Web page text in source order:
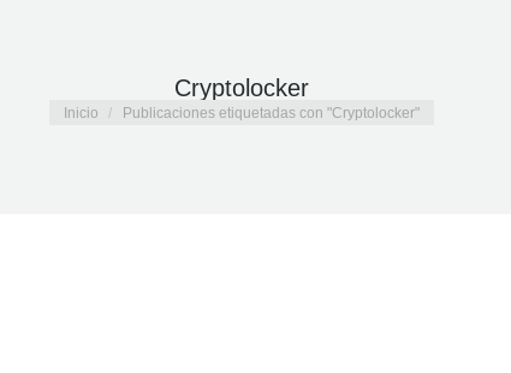
Cryptolocker
Estás aquí:
Inicio Publicaciones etiquetadas con "Cryptolocker"